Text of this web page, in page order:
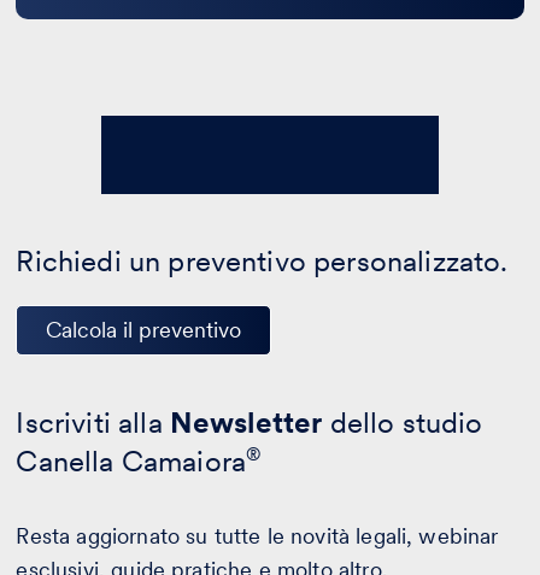
Richiedi un preventivo personalizzato.
Calcola il preventivo
Iscriviti alla Newsletter dello studio
Canella Camaiora®
Resta aggiornato su tutte le novità legali, webinar
esclusivi, guide pratiche e molto altro.